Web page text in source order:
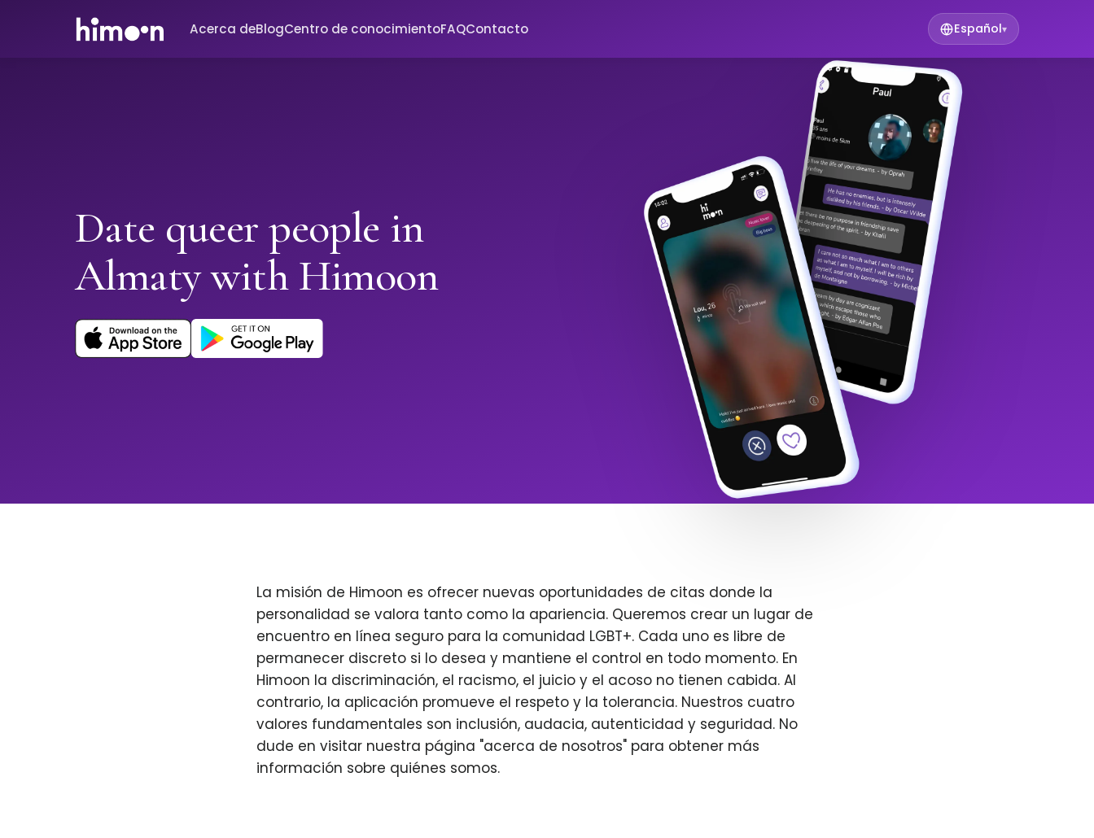
Acerca deBlogCentro de conocimientoFAQContacto Español▾
Date queer people in
Almaty with Himoon
La misión de Himoon es ofrecer nuevas oportunidades de citas donde la
personalidad se valora tanto como la apariencia. Queremos crear un lugar de
encuentro en línea seguro para la comunidad LGBT+. Cada uno es libre de
permanecer discreto si lo desea y mantiene el control en todo momento. En
Himoon la discriminación, el racismo, el juicio y el acoso no tienen cabida. Al
contrario, la aplicación promueve el respeto y la tolerancia. Nuestros cuatro
valores fundamentales son inclusión, audacia, autenticidad y seguridad. No
dude en visitar nuestra página "acerca de nosotros" para obtener más
información sobre quiénes somos.